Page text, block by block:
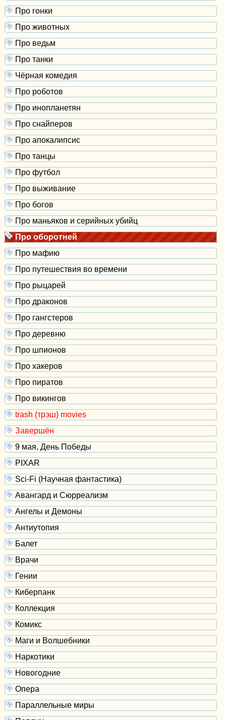
Про гонки
Про животных
Про ведьм
Про танки
Чёрная комедия
Про роботов
Про инопланетян
Про снайперов
Про апокалипсис
Про танцы
Про футбол
Про выживание
Про богов
Про маньяков и серийных убийц
Про оборотней
Про мафию
Про путешествия во времени
Про рыцарей
Про драконов
Про гангстеров
Про деревню
Про шпионов
Про хакеров
Про пиратов
Про викингов
trash (трэш) movies
Завершён
9 мая, День Победы
PIXAR
Sci-Fi (Научная фантастика)
Авангард и Сюрреализм
Ангелы и Демоны
Антиутопия
Балет
Врачи
Гении
Киберпанк
Коллекция
Комикс
Маги и Волшебники
Наркотики
Новогодние
Опера
Параллельные миры